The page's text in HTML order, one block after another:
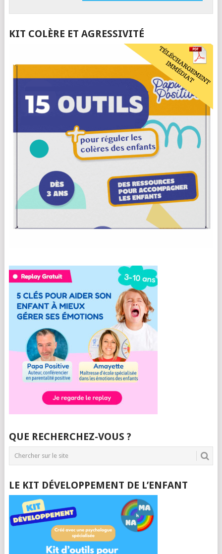
KIT COLÈRE ET AGRESSIVITÉ
QUE RECHERCHEZ-VOUS ?
LE KIT DÉVELOPPEMENT DE L’ENFANT